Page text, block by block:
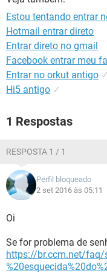
GUIA DE COMPRAS
Estou tentando entrar
Hotmail entrar direto
Entrar direto no gmail
Facebook entrar meu
Entrar no orkut antigo ✓
Hi5 antigo ✓
1 Respostas
RESPOSTA 1 / 1
Perfil bloqueado
2 set 2016 às 05:11
Oi
Se for problema de
https://br.ccm.net/faq/